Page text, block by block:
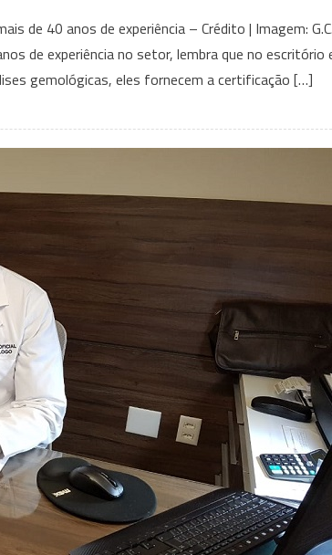
e
pedras
preciosas:
‘amadora’
pode
prejuízo
para
de 40 anos de experiência – Crédito | Imagem:
de experiência no setor, lembra que no escritório
gemológicas, eles fornecem a certificação […]